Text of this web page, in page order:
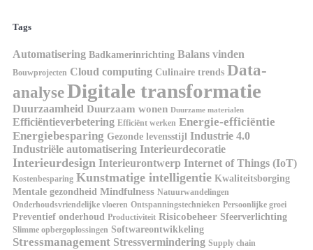
Tags
Automatisering Badkamerinrichting Balans vinden
Bouwprojecten Cloud computing Culinaire trends Data-
analyseDigitale transformatie
Duurzaamheid Duurzaam wonen Duurzame materialen
Efficiëntieverbetering Efficiënt werken Energie-efficiëntie
Energiebesparing Gezonde levensstijl Industrie 4.0
Industriële automatisering Interieurdecoratie
Interieurdesign Interieurontwerp Internet of Things (IoT)
Kostenbesparing Kunstmatige intelligentie Kwaliteitsborging
Mentale gezondheid Mindfulness Natuurwandelingen
Onderhoudsvriendelijke vloeren Ontspanningstechnieken Persoonlijke groei
Preventief onderhoud Productiviteit Risicobeheer Sfeerverlichting
Slimme opbergoplossingen Softwareontwikkeling
Stressmanagement Stressvermindering Supply chain